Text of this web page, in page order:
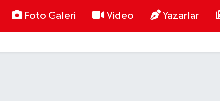
Foto Galeri Video Yazarlar